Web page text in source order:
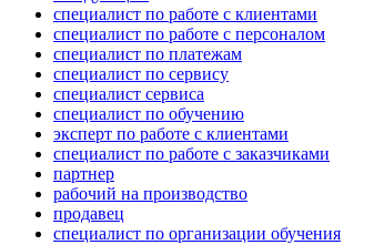
специалист по работе с клиентами
специалист по работе с персоналом
специалист по платежам
специалист по сервису
специалист сервиса
специалист по обучению
эксперт по работе с клиентами
специалист по работе с заказчиками
партнер
рабочий на производство
продавец
специалист по организации обучения